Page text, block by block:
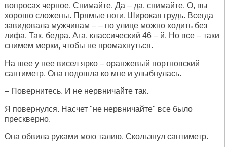
вопросах черное. Снимайте. Да – да, снимайте. О, вы
хорошо сложены. Прямые ноги. Широкая грудь. Всегда
завидовала мужчинам – – по улице можно ходить без
лифа. Так, бедра. Ага, классический 46 – й. Но все – таки
снимем мерки, чтобы не промахнуться.
На шее у нее висел ярко – оранжевый портновский
сантиметр. Она подошла ко мне и улыбнулась.
– Повернитесь. И не нервничайте так.
Я повернулся. Насчет "не нервничайте" все было
прескверно.
Она обвила руками мою талию. Скользнул сантиметр.